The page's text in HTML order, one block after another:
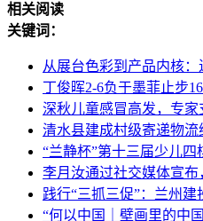
相关阅读
关键词：
从展台色彩到产品内核
丁俊晖2-6负于墨菲止步
深秋儿童感冒高发，专
清水县建成村级寄递物
“兰静杯”第十三届少儿
李月汝通过社交媒体宣
践行“三抓三促”：兰州建
“何以中国｜壁画里的中